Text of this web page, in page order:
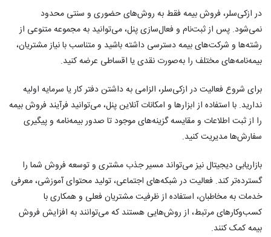
در ازکی‌سلر، فروش بیمه فقط به روش‌های حضوری و سنتی محدود
نمی‌شود. پس از ثبت‌نام و فعال‌سازی پنل، می‌توانید به مجموعه متنوعی از
رشته‌ها و شرکت‌های بیمه دسترسی داشته باشید و متناسب با نیاز مشتریان،
بیمه‌نامه‌های مختلف را به‌صورت نقدی یا اقساطی عرضه کنید.
برای شروع فعالیت در ازکی‌سلر، الزامی به داشتن دفتر کار یا سرمایه اولیه
ندارید. با استفاده از ابزارها و امکانات آنلاین پنل، می‌توانید فرآیند فروش بیمه
را از ثبت اطلاعات و مقایسه گزینه‌های موجود تا صدور بیمه‌نامه و پیگیری
سفارش‌ها مدیریت کنید.
بازاریابی دیجیتال نیز می‌تواند مسیر جذب مشتری و توسعه فروش شما را
گسترده‌تر کند. فعالیت در شبکه‌های اجتماعی، تولید محتوای آموزشی، معرفی
خدمات به مخاطبان، استفاده از ظرفیت مشتریان فعلی و همکاری با
کسب‌وکارهای مرتبط، از روش‌هایی هستند که می‌توانند به افزایش فروش
بیمه کمک کنند.